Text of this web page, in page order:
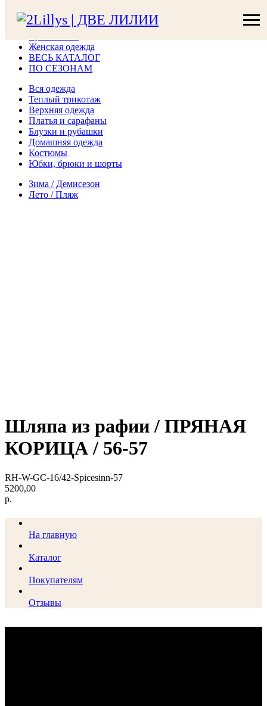
Шляпы летние
Сумки летние
Женская одежда
ВЕСЬ КАТАЛОГ
ПО СЕЗОНАМ
Вся одежда
Теплый трикотаж
Верхняя одежда
Платья и сарафаны
Блузки и рубашки
Домашняя одежда
Костюмы
Юбки, брюки и шорты
Зима / Демисезон
Лето / Пляж
Шляпа из рафии / ПРЯНАЯ
КОРИЦА / 56-57
RH-W-GC-16/42-Spicesinn-57
5200,00
р.
На главную
Каталог
Покупателям
Отзывы